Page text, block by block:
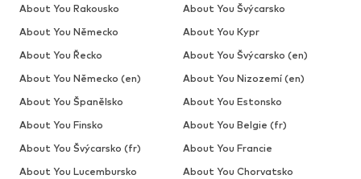
About You Rakousko
About You Švýcarsko
About You Německo
About You Kypr
About You Řecko
About You Švýcarsko (en)
About You Německo (en)
About You Nizozemí (en)
About You Španělsko
About You Estonsko
About You Finsko
About You Belgie (fr)
About You Švýcarsko (fr)
About You Francie
About You Lucembursko
About You Chorvatsko